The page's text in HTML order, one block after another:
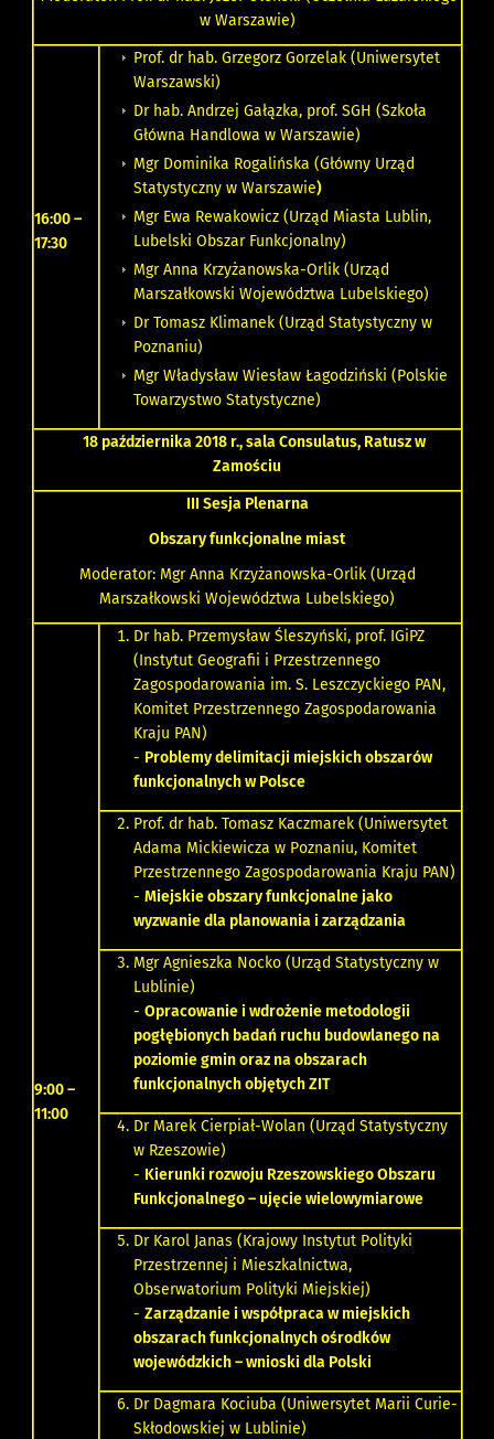
w Warszawie)
16:00 –
17:30
Prof. dr hab. Grzegorz Gorzelak (Uniwersytet
Warszawski)
Dr hab. Andrzej Gałązka, prof. SGH (Szkoła
Główna Handlowa w Warszawie)
Mgr Dominika Rogalińska (Główny Urząd
Statystyczny w Warszawie)
Mgr Ewa Rewakowicz (Urząd Miasta Lublin,
Lubelski Obszar Funkcjonalny)
Mgr Anna Krzyżanowska-Orlik (Urząd
Marszałkowski Województwa Lubelskiego)
Dr Tomasz Klimanek (Urząd Statystyczny w
Poznaniu)
Mgr Władysław Wiesław Łagodziński (Polskie
Towarzystwo Statystyczne)
18 października 2018 r., sala Consulatus, Ratusz w
Zamościu
III Sesja Plenarna
Obszary funkcjonalne miast
Moderator: Mgr Anna Krzyżanowska-Orlik (Urząd
Marszałkowski Województwa Lubelskiego)
9:00 –
11:00
Dr hab. Przemysław Śleszyński, prof. IGiPZ
(Instytut Geografii i Przestrzennego
Zagospodarowania im. S. Leszczyckiego PAN,
Komitet Przestrzennego Zagospodarowania
Kraju PAN)
- Problemy delimitacji miejskich obszarów
funkcjonalnych w Polsce
Prof. dr hab. Tomasz Kaczmarek (Uniwersytet
Adama Mickiewicza w Poznaniu, Komitet
Przestrzennego Zagospodarowania Kraju PAN)
- Miejskie obszary funkcjonalne jako
wyzwanie dla planowania i zarządzania
Mgr Agnieszka Nocko (Urząd Statystyczny w
Lublinie)
- Opracowanie i wdrożenie metodologii
pogłębionych badań ruchu budowlanego na
poziomie gmin oraz na obszarach
funkcjonalnych objętych ZIT
Dr Marek Cierpiał-Wolan (Urząd Statystyczny
w Rzeszowie)
- Kierunki rozwoju Rzeszowskiego Obszaru
Funkcjonalnego – ujęcie wielowymiarowe
Dr Karol Janas (Krajowy Instytut Polityki
Przestrzennej i Mieszkalnictwa,
Obserwatorium Polityki Miejskiej)
- Zarządzanie i współpraca w miejskich
obszarach funkcjonalnych ośrodków
wojewódzkich – wnioski dla Polski
Dr Dagmara Kociuba (Uniwersytet Marii Curie-
Skłodowskiej w Lublinie)